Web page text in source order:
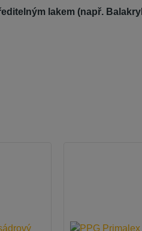
lakem (např.